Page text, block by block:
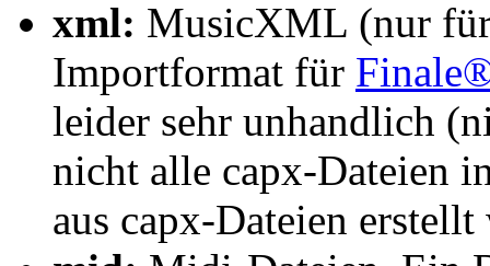
xml: MusicXML (nur
Importformat für
leider sehr unhandlich
nicht alle capx-Dateien
aus capx-Dateien